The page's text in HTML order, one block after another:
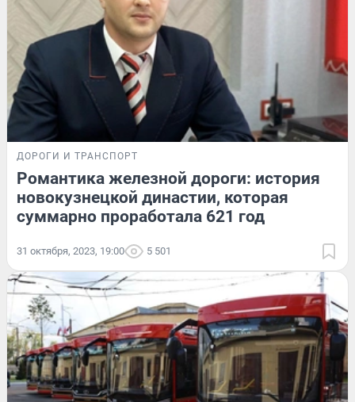
ДОРОГИ И ТРАНСПОРТ
Романтика железной дороги: история
новокузнецкой династии, которая
суммарно проработала 621 год
31 октября, 2023, 19:00 5 501